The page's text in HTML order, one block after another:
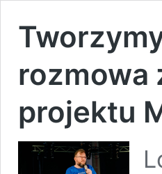
rozmowa
projektu